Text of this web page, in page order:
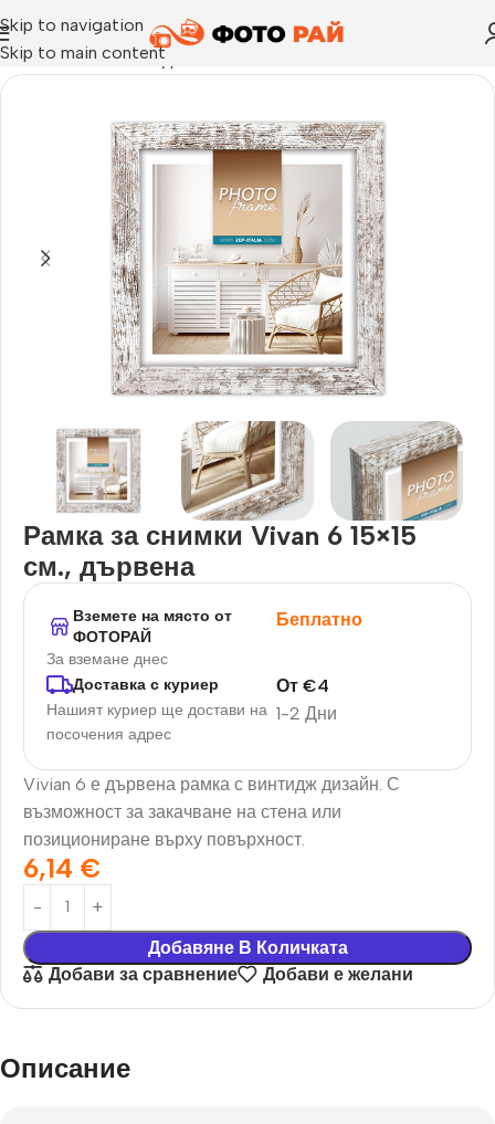
Skip to navigation
Skip to main content
Начало›Рамка за една снимка
Рамка за снимки Vivan 6 15×15
см., дървена
Вземете на място от
ФОТОРАЙ
За вземане днес
Беплатно
Доставка с куриер
Нашият куриер ще достави на
посочения адрес
1-2 Дни
От€4
Vivian 6 е дървена рамка с винтидж дизайн. С
възможност за закачване на стена или
позициониране върху повърхност.
6,14 €
Добавяне В Количката
Добави за сравнение
Добави е желани
Описание